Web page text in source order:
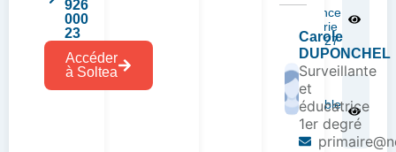
d’urgence
infirmerie
RS 26-27
Un
cartable
plus
vert
Carole
DUPONCHEL
Surveillante
et
éducatrice
1er degré
926
000
23
Accéder
à Soltea